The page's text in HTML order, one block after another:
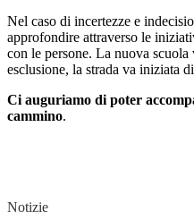
Nel caso di incertezze e
approfondire attraverso le
con le persone. La nuova
esclusione, la strada va iniziata
Ci auguriamo di poter
cammino.
Notizie